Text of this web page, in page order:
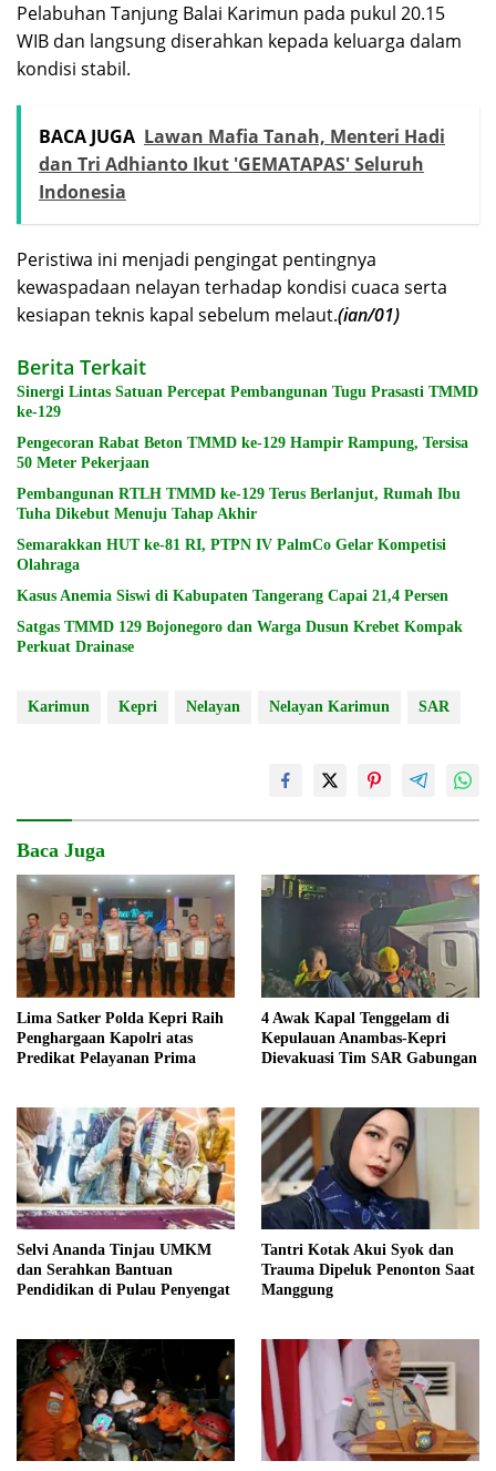
Pelabuhan Tanjung Balai Karimun pada pukul 20.15
WIB dan langsung diserahkan kepada keluarga dalam
kondisi stabil.
BACA JUGA Lawan Mafia Tanah, Menteri Hadi
dan Tri Adhianto Ikut 'GEMATAPAS' Seluruh
Indonesia
Peristiwa ini menjadi pengingat pentingnya
kewaspadaan nelayan terhadap kondisi cuaca serta
kesiapan teknis kapal sebelum melaut.(ian/01)
Berita Terkait
Sinergi Lintas Satuan Percepat Pembangunan Tugu Prasasti TMMD
ke-129
Pengecoran Rabat Beton TMMD ke-129 Hampir Rampung, Tersisa
50 Meter Pekerjaan
Pembangunan RTLH TMMD ke-129 Terus Berlanjut, Rumah Ibu
Tuha Dikebut Menuju Tahap Akhir
Semarakkan HUT ke-81 RI, PTPN IV PalmCo Gelar Kompetisi
Olahraga
Kasus Anemia Siswi di Kabupaten Tangerang Capai 21,4 Persen
Satgas TMMD 129 Bojonegoro dan Warga Dusun Krebet Kompak
Perkuat Drainase
Karimun Kepri Nelayan Nelayan Karimun SAR
Baca Juga
Lima Satker Polda Kepri Raih
Penghargaan Kapolri atas
Predikat Pelayanan Prima
4 Awak Kapal Tenggelam di
Kepulauan Anambas-Kepri
Dievakuasi Tim SAR Gabungan
Selvi Ananda Tinjau UMKM
dan Serahkan Bantuan
Pendidikan di Pulau Penyengat
Tantri Kotak Akui Syok dan
Trauma Dipeluk Penonton Saat
Manggung